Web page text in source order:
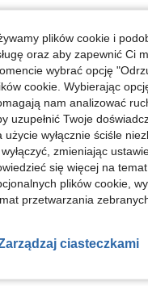
Rozmiar: 2XL
Kolor:Biały Rozmiar:2XL
,zgodna z
plików cookie i
oraz aby zapewnić Ci
wybrać opcję
cookie. Wybierając
nam analizować
uzupełnić Twoje
użycie wyłącznie ściśle
wyłączyć, zmieniając
się więcej na
plików cookie,
przetwarzania
ciasteczkami